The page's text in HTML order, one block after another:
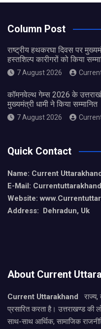
Column Post
राष्ट्रीय हथकरघा दिवस पर
हस्तशिल्प कारीगरों को किया
7 August 2026
कॉमनवेल्थ गेम्स 2026 के
मुख्यमंत्री धामी ने किया सम्मानित
7 August 2026
Quick Contact
Name: Current
E-Mail:
Website:
Address: Dehradun, Uk
About Current
Current Uttarakhand
प्रसारित करता है। उत्तराखण्ड की
साथ-साथ आर्थिक, सामाजिक